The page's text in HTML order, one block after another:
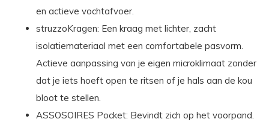
en actieve vochtafvoer.
struzzoKragen: Een kraag met lichter, zacht
isolatiemateriaal met een comfortabele pasvorm.
Actieve aanpassing van je eigen microklimaat zonder
dat je iets hoeft open te ritsen of je hals aan de kou
bloot te stellen.
ASSOSOIRES Pocket: Bevindt zich op het voorpand.